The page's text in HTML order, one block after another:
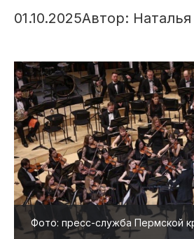
01.10.2025Автор:
Фото: пресс-служба Пермской